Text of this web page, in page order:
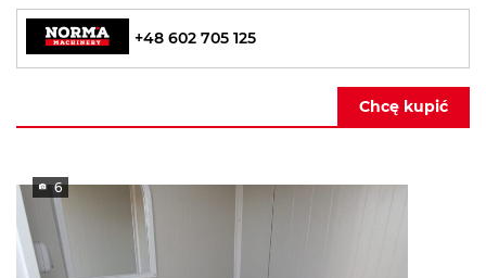
+48 602 705 125
Chcę kupić
6